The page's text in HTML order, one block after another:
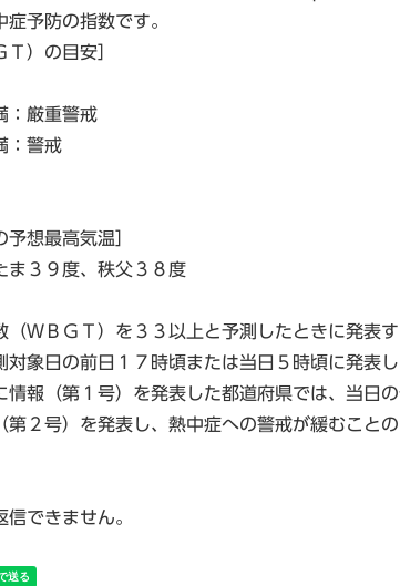
予防の指数です。
Ｔ）の目安］
：厳重警戒
：警戒
予想最高気温］
ま３９度、秩父３８度
（ＷＢＧＴ）を３３以上と予測したときに発表
対象日の前日１７時頃または当日５時頃に発表し
情報（第１号）を発表した都道府県では、当日
第２号）を発表し、熱中症への警戒が緩むこと
できません。